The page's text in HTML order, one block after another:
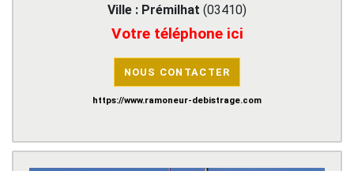
Ville : Prémilhat (03410)
Votre téléphone ici
NOUS CONTACTER
https://www.ramoneur-debistrage.com